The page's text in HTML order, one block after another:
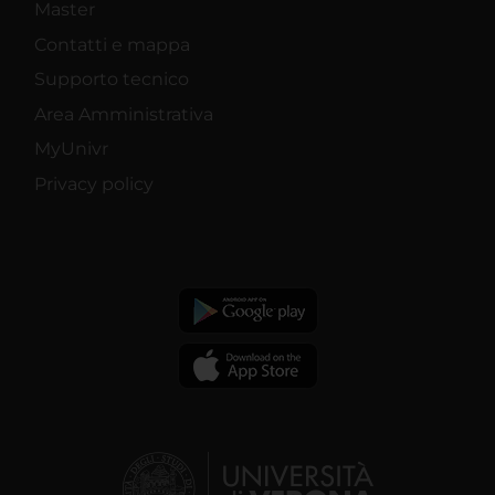
Master
Contatti e mappa
Supporto tecnico
Area Amministrativa
MyUnivr
Privacy policy